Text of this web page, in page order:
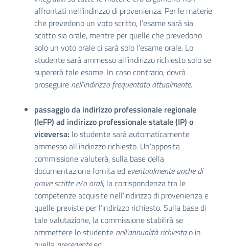
affrontati nell’indirizzo di provenienza. Per le materie
che prevedono un voto scritto, l’esame sarà sia
scritto sia orale, mentre per quelle che prevedono
solo un voto orale ci sarà solo l’esame orale. Lo
studente sarà ammesso all’indirizzo richiesto solo se
supererà tale esame. In caso contrario, dovrà
proseguire nell’indirizzo frequentato attualmente.
passaggio da indirizzo professionale regionale
(IeFP) ad indirizzo professionale statale (IP) o
viceversa: lo studente sarà automaticamente
ammesso all’indirizzo richiesto. Un’apposita
commissione valuterà, sulla base della
documentazione fornita ed eventualmente anche di
prove scritte e/o orali, la corrispondenza tra le
competenze acquisite nell’indirizzo di provenienza e
quelle previste per l’indirizzo richiesto. Sulla base di
tale valutazione, la commissione stabilirà se
ammettere lo studente nell’annualità richiestao in